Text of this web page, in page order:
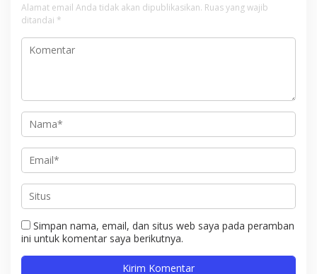
Alamat email Anda tidak akan dipublikasikan. Ruas yang wajib
ditandai *
Simpan nama, email, dan situs web saya pada peramban
ini untuk komentar saya berikutnya.